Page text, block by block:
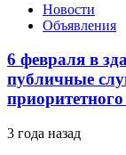
Новости
Объявления
6 февраля в
публичные
3 года назад